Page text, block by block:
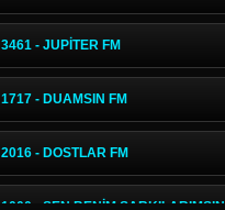
3461 - JUPİTER FM
1717 - DUAMSIN FM
2016 - DOSTLAR FM
1000 - SEN BENİM SARKILARIMSIN